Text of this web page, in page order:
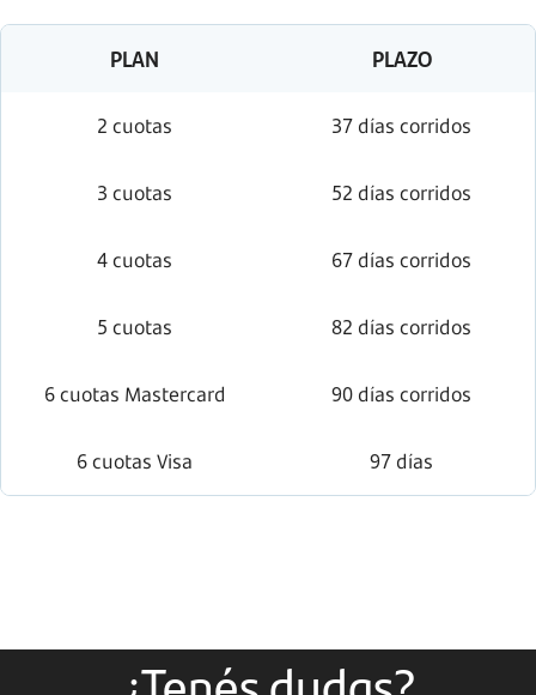
PLAN PLAZO
2 cuotas 37 días corridos
3 cuotas 52 días corridos
4 cuotas 67 días corridos
5 cuotas 82 días corridos
6 cuotas Mastercard 90 días corridos
6 cuotas Visa 97 días